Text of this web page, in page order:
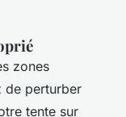
zones
de perturber
tente sur